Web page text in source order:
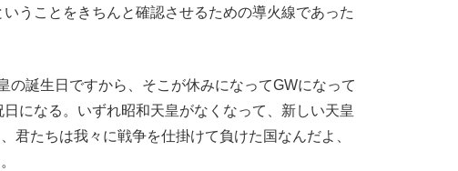
うことをきちんと確認させるための導火線であった
誕生日ですから、そこが休みになってGWになって
になる。いずれ昭和天皇がなくなって、新しい天皇
君たちは我々に戦争を仕掛けて負けた国なんだよ、